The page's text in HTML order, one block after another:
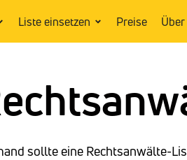
Liste einsetzen Preise
sollte eine Rechtsanwälte-